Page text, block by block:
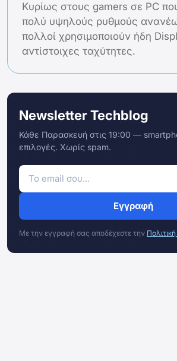
Κυρίως στους gamers σε PC
πολύ υψηλούς ρυθμούς
πολλοί χρησιμοποιούν ήδη
αντίστοιχες ταχύτητες.
Newsletter Techblog
Κάθε Παρασκευή στις 19:00 —
επιλογές. Χωρίς spam.
Εγγραφή
Με την εγγραφή σας αποδέχεστε την